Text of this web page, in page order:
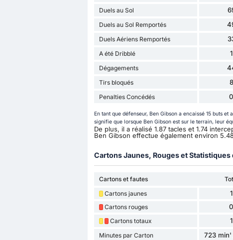
Duels au Sol
Duels au Sol Remportés
Duels Aériens Remportés
A été Dribblé 1
Dégagements
Tirs bloqués 8
Penalties Concédés 0
En tant que défenseur, Ben Gibson a encaissé 15 buts
signifie que lorsque Ben Gibson est sur le terrain, leur
De plus, il a réalisé 1.87 tacles et 1.74
Ben Gibson effectue également environ
Cartons Jaunes, Rouges et Statistiques
Cartons et fautes
Cartons jaunes
1
Cartons rouges 0
Cartons totaux 1
Minutes par Carton 723